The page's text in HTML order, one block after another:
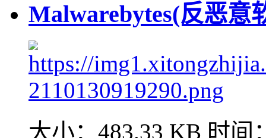
Malwarebytes(反恶意
大小：483.33 KB 时间